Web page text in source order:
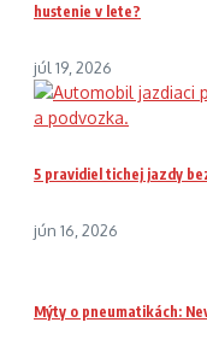
hustenie v lete?
júl 19, 2026
5 pravidiel tichej jazdy
jún 16, 2026
Mýty o pneumatikách: